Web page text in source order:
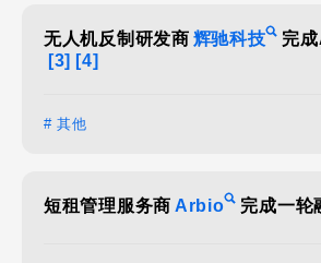
无人机反制研发商 辉驰科技 完
[3] [4]
# 其他
短租管理服务商 Arbio 完成一轮